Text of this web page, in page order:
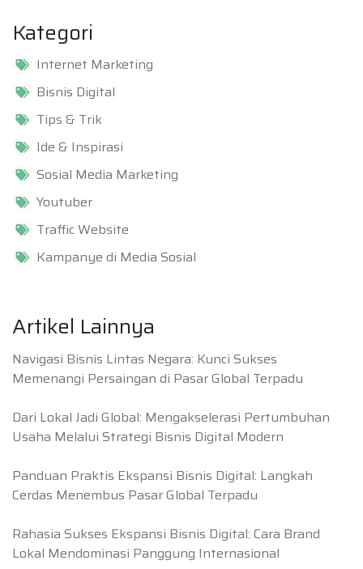
Kategori
Internet Marketing
Bisnis Digital
Tips & Trik
Ide & Inspirasi
Sosial Media Marketing
Youtuber
Traffic Website
Kampanye di Media Sosial
Artikel Lainnya
Navigasi Bisnis Lintas Negara: Kunci Sukses
Memenangi Persaingan di Pasar Global Terpadu
Dari Lokal Jadi Global: Mengakselerasi Pertumbuhan
Usaha Melalui Strategi Bisnis Digital Modern
Panduan Praktis Ekspansi Bisnis Digital: Langkah
Cerdas Menembus Pasar Global Terpadu
Rahasia Sukses Ekspansi Bisnis Digital: Cara Brand
Lokal Mendominasi Panggung Internasional